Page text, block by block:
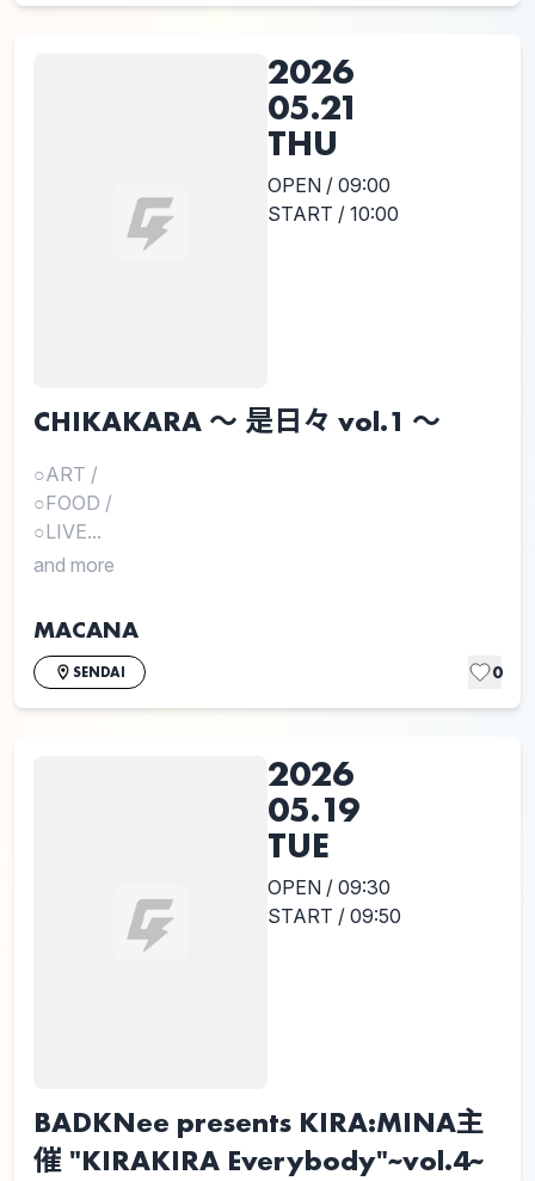
2026
05.21
THU
OPEN / 09:00
START / 10:00
CHIKAKARA 〜 是日々 vol.1 〜
○ART /
○FOOD /
○LIVE...
and more
MACANA
SENDAI 0
2026
05.19
TUE
OPEN / 09:30
START / 09:50
BADKNee presents KIRA:MINA主
催 "KIRAKIRA Everybody"~vol.4~